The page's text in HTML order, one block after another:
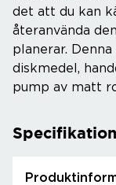
det att du kan
återanvända
planerar.
diskmedel,
pump av matt